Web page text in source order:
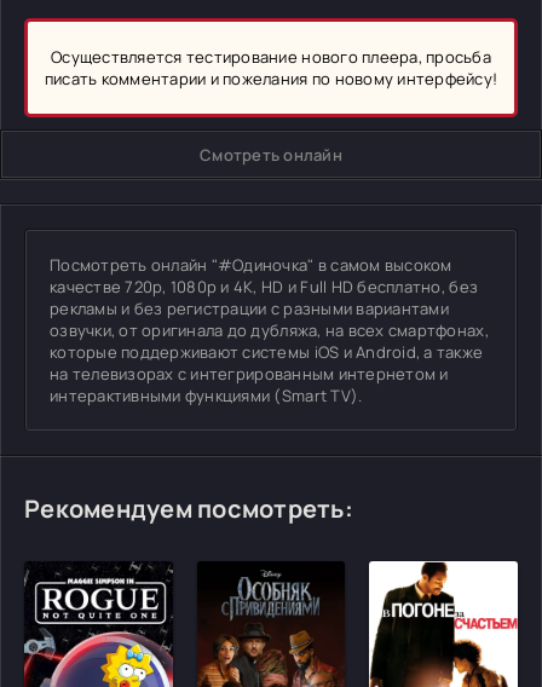
Осуществляется тестирование нового плеера, просьба
писать комментарии и пожелания по новому интерфейсу!
Смотреть онлайн
Посмотреть онлайн "#Одиночка" в самом высоком
качестве 720p, 1080p и 4K, HD и Full HD бесплатно, без
рекламы и без регистрации с разными вариантами
озвучки, от оригинала до дубляжа, на всех смартфонах,
которые поддерживают системы iOS и Android, а также
на телевизорах с интегрированным интернетом и
интерактивными функциями (Smart TV).
Рекомендуем посмотреть: